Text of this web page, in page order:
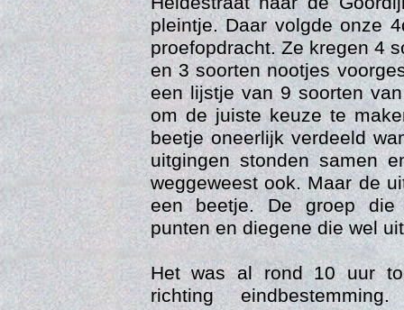
pleintje. Daar volgde onze
proefopdracht. Ze kregen 4
en 3 soorten nootjes
een lijstje van 9 soorten
om de juiste keuze te
beetje oneerlijk verdeeld
uitgingen stonden samen
weggeweest ook. Maar de
een beetje. De groep
punten en diegene die wel
Het was al rond 10 uur
richting